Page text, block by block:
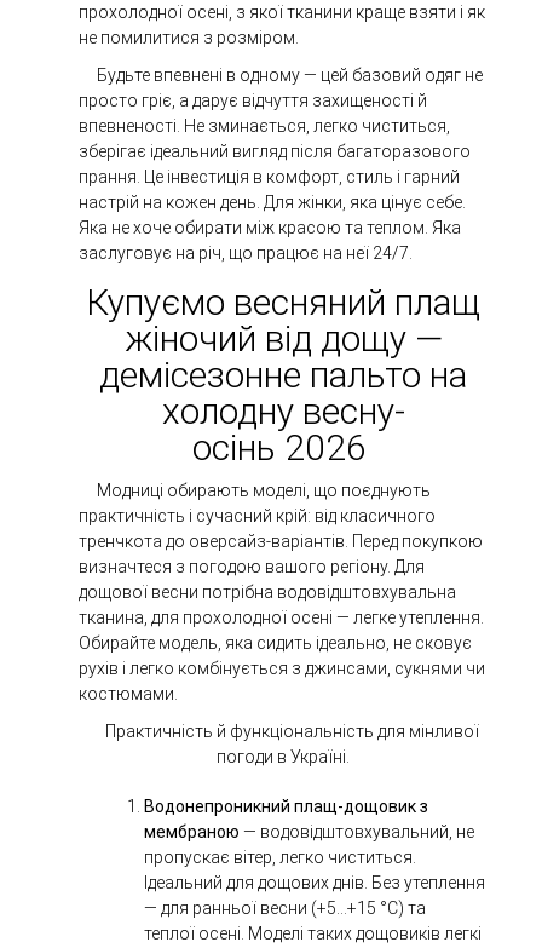
прохолодної осені, з якої тканини краще взяти і як
не помилитися з розміром.
Будьте впевнені в одному — цей базовий одяг не
просто гріє, а дарує відчуття захищеності й
впевненості. Не зминається, легко чиститься,
зберігає ідеальний вигляд після багаторазового
прання. Це інвестиція в комфорт, стиль і гарний
настрій на кожен день. Для жінки, яка цінує себе.
Яка не хоче обирати між красою та теплом. Яка
заслуговує на річ, що працює на неї 24/7.
Купуємо весняний плащ
жіночий від дощу —
демісезонне пальто на
холодну весну-
осінь 2026
Модниці обирають моделі, що поєднують
практичність і сучасний крій: від класичного
тренчкота до оверсайз-варіантів. Перед покупкою
визначтеся з погодою вашого регіону. Для
дощової весни потрібна водовідштовхувальна
тканина, для прохолодної осені — легке утеплення.
Обирайте модель, яка сидить ідеально, не сковує
рухів і легко комбінується з джинсами, сукнями чи
костюмами.
Практичність й функціональність для мінливої
погоди в Україні.
Водонепроникний плащ-дощовик з
мембраною — водовідштовхувальний, не
пропускає вітер, легко чиститься.
Ідеальний для дощових днів. Без утеплення
— для ранньої весни (+5…+15 °C) та
теплої осені. Моделі таких дощовиків легкі